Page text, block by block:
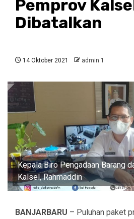
Pemprov
Dibatalkan
14 Oktober 2021 admin 1
Kepala Biro Pengadaan Barang
Kalsel, Rahmaddin
BANJARBARU – Puluhan paket